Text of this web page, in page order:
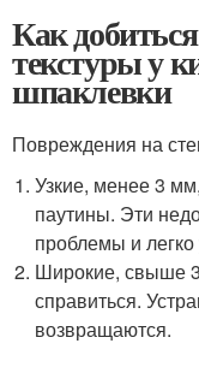
Как
текстуры у
шпаклевки
Повреждения на
Узкие, менее 3
паутины. Эти
проблемы и
Широкие, свыше
справиться.
возвращаются.